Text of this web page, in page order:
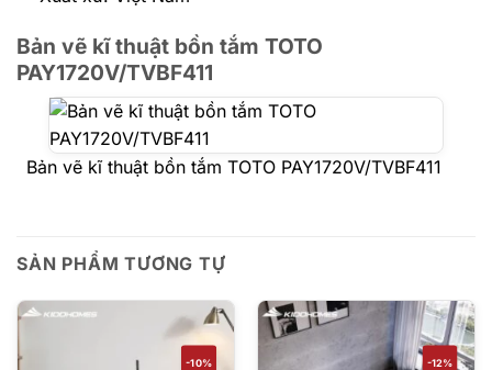
Bản vẽ kĩ thuật bồn tắm TOTO
PAY1720V/TVBF411
Bản vẽ kĩ thuật bồn tắm TOTO PAY1720V/TVBF411
SẢN PHẨM TƯƠNG TỰ
-10% -12%